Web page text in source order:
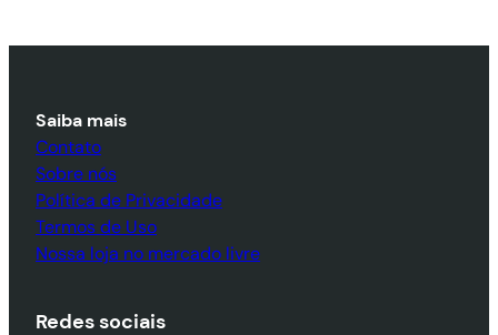
Saiba mais
Contato
Sobre nós
Política de Privacidade
Termos de Uso
Nossa loja no mercado livre
Redes sociais